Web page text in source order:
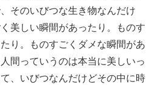
そのいびつな生き物なんだけ
美しい瞬間があったり。ものす
り。ものすごくダメな瞬間があ
間っていうのは本当に美しいっ
、いびつなんだけどその中に時